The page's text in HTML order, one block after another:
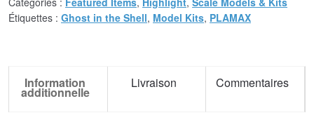
Étiquettes : Ghost in the Shell, Model Kits, PLAMAX
Information
additionnelle
Livraison Commentaires